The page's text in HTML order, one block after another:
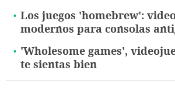
Los juegos 'homebrew':
modernos para consolas
'Wholesome games',
te sientas bien